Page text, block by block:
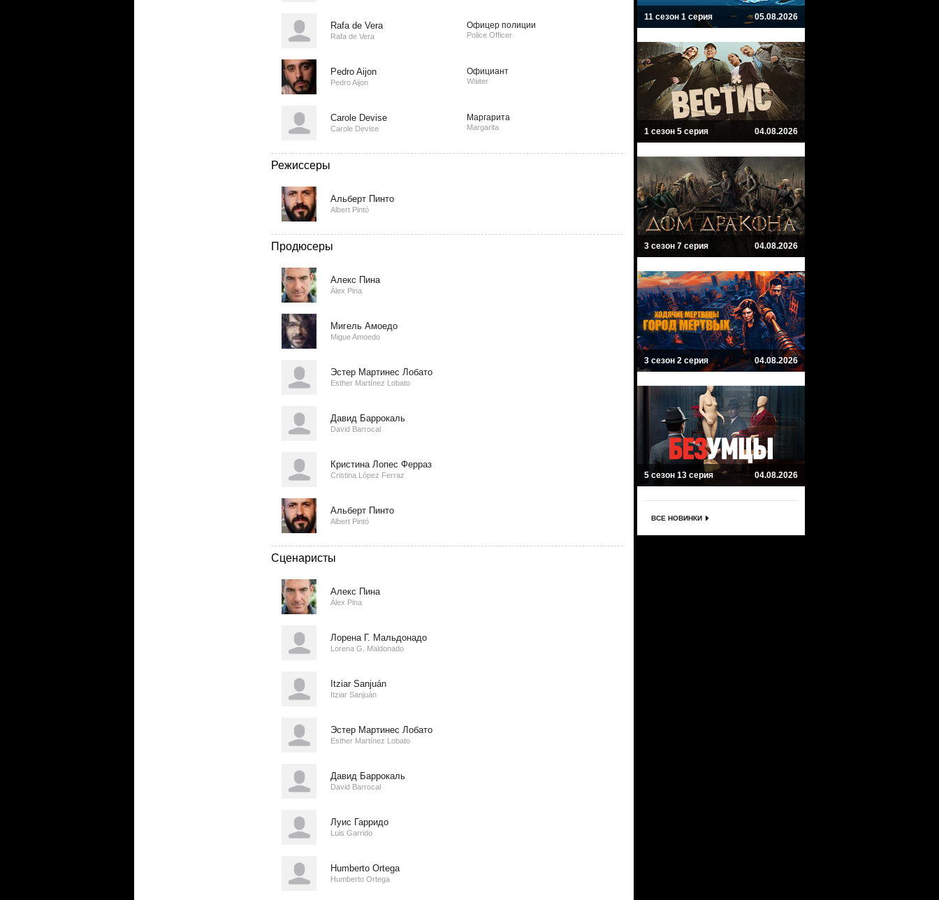
Rafa de Vera
Rafa de Vera
Офицер полиции
Police Officer
Pedro Aijon
Pedro Aijon
Официант
Waiter
Carole Devise
Carole Devise
Маргарита
Margarita
Режиссеры
Альберт Пинто
Albert Pintó
Продюсеры
Алекс Пина
Álex Pina
Мигель Амоедо
Migue Amoedo
Эстер Мартинес Лобато
Esther Martínez Lobato
Давид Баррокаль
David Barrocal
Кристина Лопес Ферраз
Cristina López Ferraz
Альберт Пинто
Albert Pintó
Сценаристы
Алекс Пина
Álex Pina
Лорена Г. Мальдонадо
Lorena G. Maldonado
Itziar Sanjuán
Itziar Sanjuán
Эстер Мартинес Лобато
Esther Martínez Lobato
Давид Баррокаль
David Barrocal
Луис Гарридо
Luis Garrido
Humberto Ortega
Humberto Ortega
11 сезон 1 серия 05.08.2026
1 сезон 5 серия 04.08.2026
3 сезон 7 серия 04.08.2026
3 сезон 2 серия 04.08.2026
5 сезон 13 серия 04.08.2026
ВСЕ НОВИНКИ